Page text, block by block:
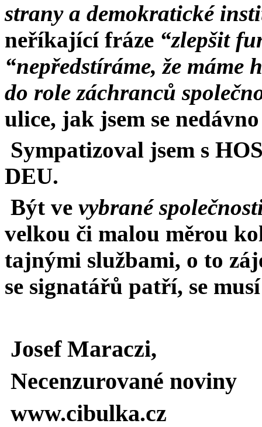
strany a demokratické
neříkající fráze “zlepšit
“nepředstíráme, že máme
do role záchranců
ulice, jak jsem se
Sympatizoval jsem s
DEU.
Být ve vybrané
velkou či malou měrou
tajnými službami, o to
se signatářů patří, se
Josef Maraczi,
Necenzurované noviny
www.cibulka.cz